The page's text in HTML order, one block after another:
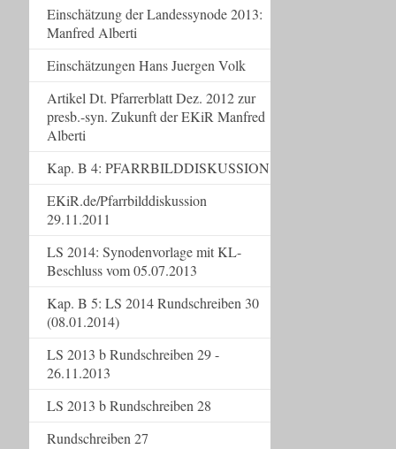
Einschätzung der Landessynode 2013:
Manfred Alberti
Einschätzungen Hans Juergen Volk
Artikel Dt. Pfarrerblatt Dez. 2012 zur
presb.-syn. Zukunft der EKiR Manfred
Alberti
Kap. B 4: PFARRBILDDISKUSSION
EKiR.de/Pfarrbilddiskussion
29.11.2011
LS 2014: Synodenvorlage mit KL-
Beschluss vom 05.07.2013
Kap. B 5: LS 2014 Rundschreiben 30
(08.01.2014)
LS 2013 b Rundschreiben 29 -
26.11.2013
LS 2013 b Rundschreiben 28
Rundschreiben 27